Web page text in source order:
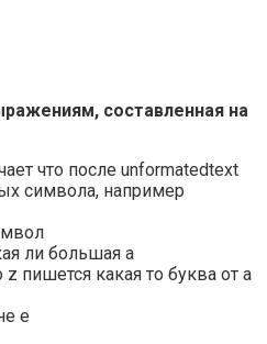
составленная на
что после unformatedtext
символа, например
ли большая а
пишется какая то буква от a
e